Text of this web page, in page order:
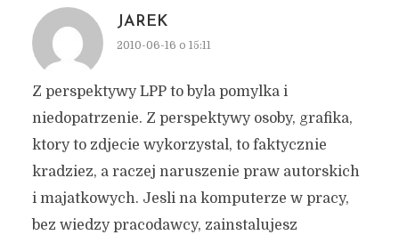
JAREK
2010-06-16 o 15:11
Z perspektywy LPP to byla pomylka i
niedopatrzenie. Z perspektywy osoby, grafika,
ktory to zdjecie wykorzystal, to faktycznie
kradziez, a raczej naruszenie praw autorskich
i majatkowych. Jesli na komputerze w pracy,
bez wiedzy pracodawcy, zainstalujesz